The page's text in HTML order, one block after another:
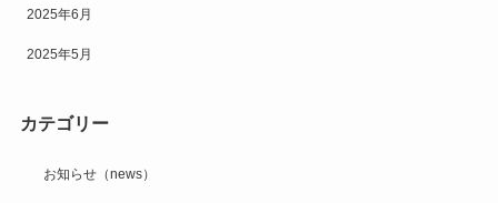
2025年6月
2025年5月
カテゴリー
お知らせ（news）